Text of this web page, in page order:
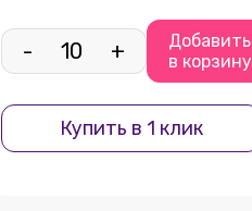
- +
Добавить
в корзину
Купить в 1 клик